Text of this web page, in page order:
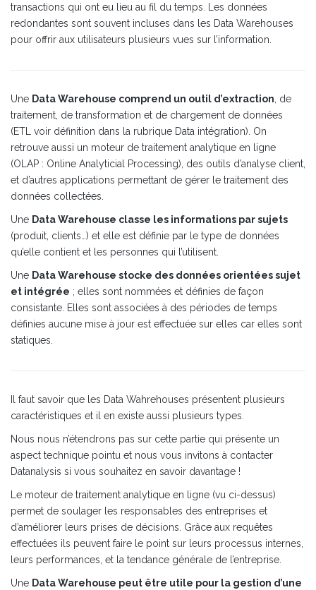
transactions qui ont eu lieu au fil du temps. Les données
redondantes sont souvent incluses dans les Data Warehouses
pour offrir aux utilisateurs plusieurs vues sur l’information.
Une Data Warehouse comprend un outil d’extraction , de
traitement, de transformation et de chargement de données
(ETL voir définition dans la rubrique Data intégration). On
retrouve aussi un moteur de traitement analytique en ligne
(OLAP : Online Analyticial Processing), des outils d’analyse client,
et d’autres applications permettant de gérer le traitement des
données collectées.
Une Data Warehouse classe les informations par sujets
(produit, clients…) et elle est définie par le type de données
qu’elle contient et les personnes qui l’utilisent.
Une Data Warehouse stocke des données orientées sujet
et intégrée ; elles sont nommées et définies de façon
consistante. Elles sont associées à des périodes de temps
définies aucune mise à jour est effectuée sur elles car elles sont
statiques.
Il faut savoir que les Data Wahrehouses présentent plusieurs
caractéristiques et il en existe aussi plusieurs types.
Nous nous n’étendrons pas sur cette partie qui présente un
aspect technique pointu et nous vous invitons à contacter
Datanalysis si vous souhaitez en savoir davantage !
Le moteur de traitement analytique en ligne (vu ci-dessus)
permet de soulager les responsables des entreprises et
d’améliorer leurs prises de décisions. Grâce aux requêtes
effectuées ils peuvent faire le point sur leurs processus internes,
leurs performances, et la tendance générale de l’entreprise.
Une Data Warehouse peut être utile pour la gestion d’une